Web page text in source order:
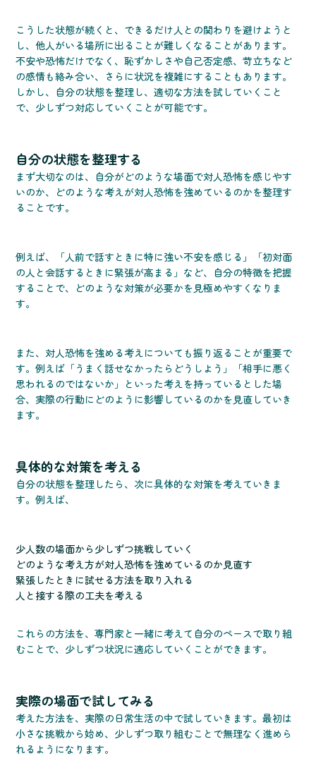
こうした状態が続くと、できるだけ人との関わりを避けようと
し、他人がいる場所に出ることが難しくなることがあります。
不安や恐怖だけでなく、恥ずかしさや自己否定感、苛立ちなど
の感情も絡み合い、さらに状況を複雑にすることもあります。
しかし、自分の状態を整理し、適切な方法を試していくこと
で、少しずつ対応していくことが可能です。
自分の状態を整理する
まず大切なのは、自分がどのような場面で対人恐怖を感じやす
いのか、どのような考えが対人恐怖を強めているのかを整理す
ることです。
例えば、「人前で話すときに特に強い不安を感じる」「初対面
の人と会話するときに緊張が高まる」など、自分の特徴を把握
することで、どのような対策が必要かを見極めやすくなりま
す。
また、対人恐怖を強める考えについても振り返ることが重要で
す。例えば「うまく話せなかったらどうしよう」「相手に悪く
思われるのではないか」といった考えを持っているとした場
合、実際の行動にどのように影響しているのかを見直していき
ます。
具体的な対策を考える
自分の状態を整理したら、次に具体的な対策を考えていきま
す。例えば、
少人数の場面から少しずつ挑戦していく
どのような考え方が対人恐怖を強めているのか見直す
緊張したときに試せる方法を取り入れる
人と接する際の工夫を考える
これらの方法を、専門家と一緒に考えて自分のペースで取り組
むことで、少しずつ状況に適応していくことができます。
実際の場面で試してみる
考えた方法を、実際の日常生活の中で試していきます。最初は
小さな挑戦から始め、少しずつ取り組むことで無理なく進めら
れるようになります。